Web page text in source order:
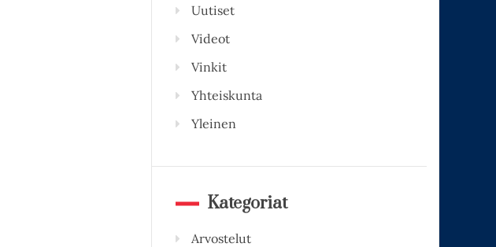
Uutiset
Videot
Vinkit
Yhteiskunta
Yleinen
Kategoriat
Arvostelut